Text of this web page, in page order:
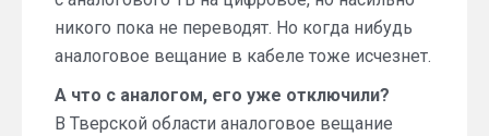
никого пока не переводят. Но когда нибудь
аналоговое вещание в кабеле тоже исчезнет.
А что с аналогом, его уже отключили?
В Тверской области аналоговое вещание